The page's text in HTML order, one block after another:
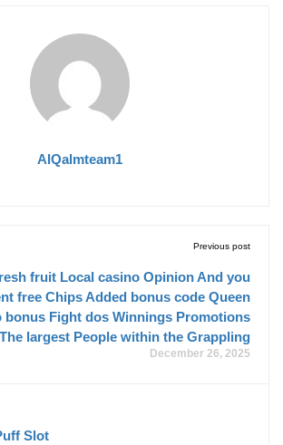
AlQalmteam1
Previous post
fruit Local casino Opinion And you
free Chips Added bonus code Queen
bonus Fight dos Winnings Promotions
The largest People within the Grappling
December 26, 2025
Slot